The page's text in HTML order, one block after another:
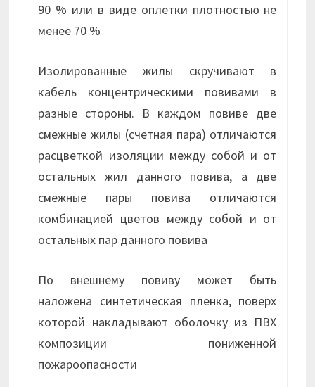
90 % или в виде оплетки плотностью не
менее 70 %
Изолированные жилы скручивают в
кабель концентрическими повивами в
разные стороны. В каждом повиве две
смежные жилы (счетная пара) отличаются
расцветкой изоляции между собой и от
остальных жил данного повива, а две
смежные пары повива отличаются
комбинацией цветов между собой и от
остальных пар данного повива
По внешнему повиву может быть
наложена синтетическая пленка, поверх
которой накладывают оболочку из ПВХ
композиции пониженной
пожароопасности